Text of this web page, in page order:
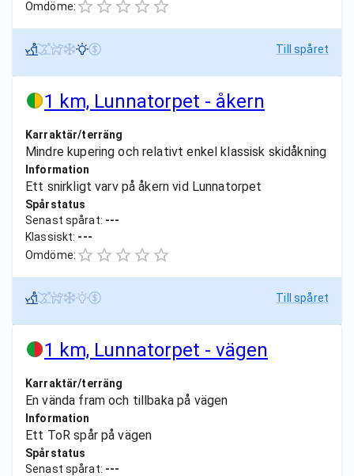
Omdöme:
Till spåret
1 km, Lunnatorpet - åkern
Karraktär/terräng
Mindre kupering och relativt enkel klassisk skidåkning
Information
Ett snirkligt varv på åkern vid Lunnatorpet
Spårstatus
Senast spårat: ---
Klassiskt: ---
Omdöme:
Till spåret
1 km, Lunnatorpet - vägen
Karraktär/terräng
En vända fram och tillbaka på vägen
Information
Ett ToR spår på vägen
Spårstatus
Senast spårat: ---